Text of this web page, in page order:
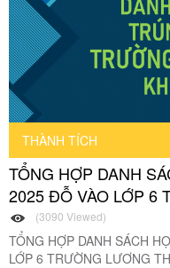
THÀNH TÍCH
TỔNG HỢP DANH
2025 ĐỖ VÀO LỚP 6
(3090 Viewed)
TỔNG HỢP DANH SÁCH
LỚP 6 TRƯỜNG LƯƠNG